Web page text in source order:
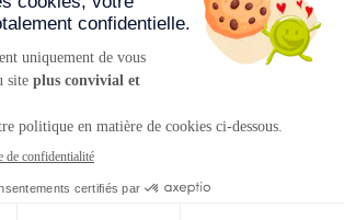
Mentions légales
de confidentialité